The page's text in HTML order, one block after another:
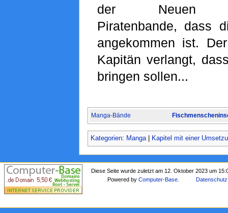
der Neuen
Piratenbande, dass
angekommen ist.
Kapitän verlangt,
bringen sollen...
Manga-Bände
Kategorien: Manga| Kapitel mit einer
Diese Seite wurde zuletzt am 12. Oktober 2023 um
Powered byComputer-Base Datenschutz